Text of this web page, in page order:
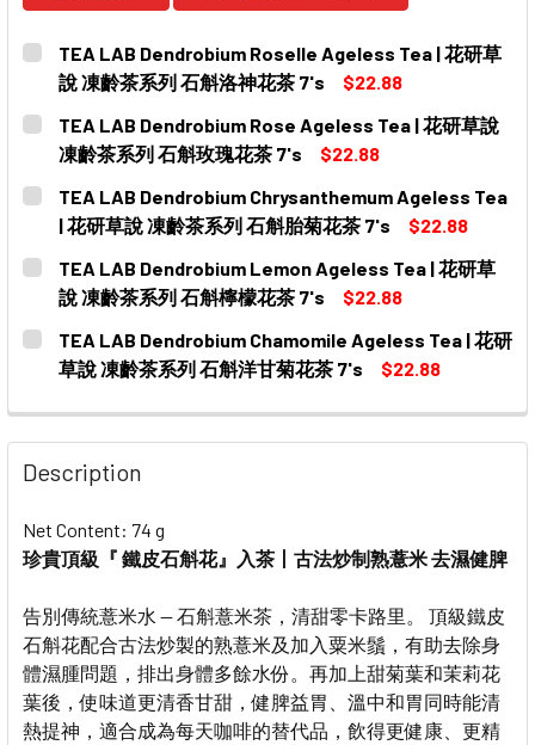
TEA LAB Dendrobium Roselle Ageless Tea | 花研草
說 凍齡茶系列 石斛洛神花茶 7's
$22.88
CURRENT
STOCK:
QUANTITY:
DECREASE QUANTITY OF TEA LAB DENDROBIUM
INCREASE QUANTITY OF TEA LAB
TEA LAB Dendrobium Rose Ageless Tea | 花研草說
凍齡茶系列 石斛玫瑰花茶 7's
$22.88
CURRENT
STOCK:
QUANTITY:
DECREASE QUANTITY OF TEA LAB DENDROBIUM ROSE
INCREASE QUANTITY OF TEA LAB
TEA LAB Dendrobium Chrysanthemum Ageless Tea
| 花研草說 凍齡茶系列 石斛胎菊花茶 7's
$22.88
CURRENT
STOCK:
QUANTITY:
DECREASE QUANTITY OF TEA LAB DENDROBIUM
INCREASE QUANTITY OF TEA LAB
TEA LAB Dendrobium Lemon Ageless Tea | 花研草
說 凍齡茶系列 石斛檸檬花茶 7's
$22.88
CURRENT
STOCK:
QUANTITY:
DECREASE QUANTITY OF TEA LAB DENDROBIUM LEMON
INCREASE QUANTITY OF TEA LAB
TEA LAB Dendrobium Chamomile Ageless Tea | 花研
草說 凍齡茶系列 石斛洋甘菊花茶 7's
$22.88
DECREASE QUANTITY OF TEA LAB DENDROBIUM
INCREASE QUANTITY OF TEA LAB
Description
Net Content: 74 g
珍貴頂級『 鐵皮石斛花』入茶丨古法炒制熟薏米 去濕健脾
告別傳統薏米水 — 石斛薏米茶，清甜零卡路里。 頂級鐵皮
石斛花配合古法炒製的熟薏米及加入粟米鬚，有助去除身
體濕腫問題，排出身體多餘水份。再加上甜菊葉和茉莉花
葉後，使味道更清香甘甜，健脾益胃、溫中和胃同時能清
熱提神，適合成為每天咖啡的替代品，飲得更健康、更精